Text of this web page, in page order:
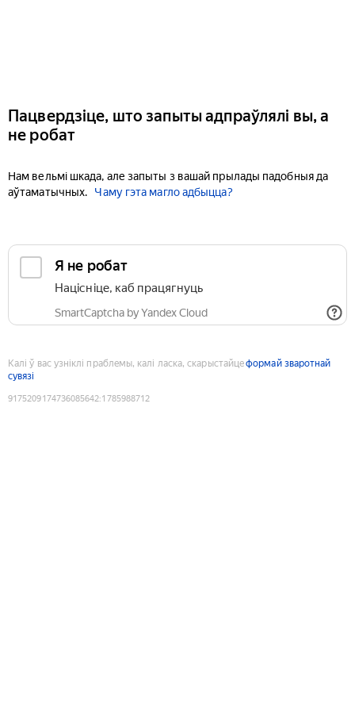
Пацвердзіце, што запыты адпраўлялі вы, а
не робат
Нам вельмі шкада, але запыты з вашай прылады падобныя да
аўтаматычных.
Чаму гэта магло адбыцца?
Я не робат
Націсніце, каб працягнуць
SmartCaptcha by Yandex Cloud
Калі ў вас узніклі праблемы, калі ласка, скарыстайцеформай зваротнай
сувязі
9175209174736085642:1785988712